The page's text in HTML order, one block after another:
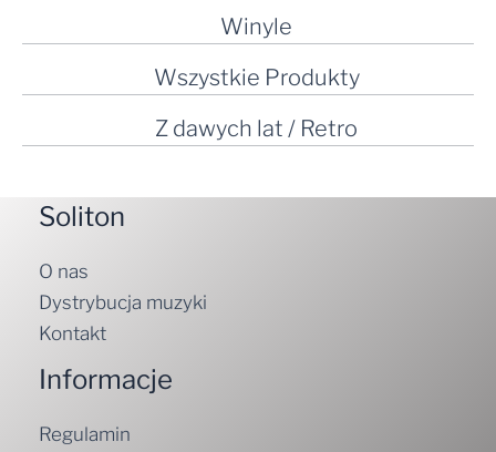
Winyle
Wszystkie Produkty
Z dawych lat / Retro
Soliton
O nas
Dystrybucja muzyki
Kontakt
Informacje
Regulamin